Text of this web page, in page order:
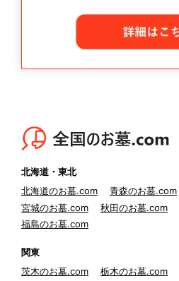
北海道・東北
北海道のお墓.com
青森のお墓.com
宮城のお墓.com
秋田のお墓.com
福島のお墓.com
関東
茨木のお墓.com
栃木のお墓.com